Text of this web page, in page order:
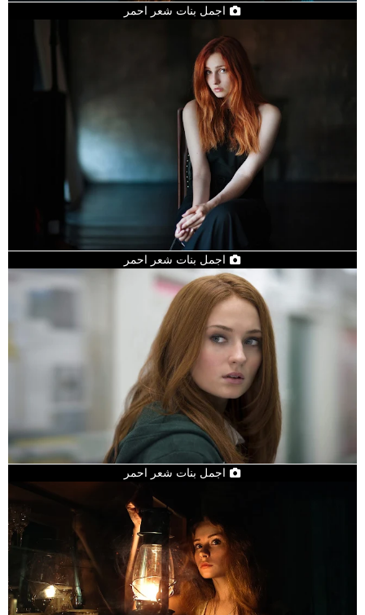
اجمل بنات شعر احمر
اجمل بنات شعر احمر
اجمل بنات شعر احمر